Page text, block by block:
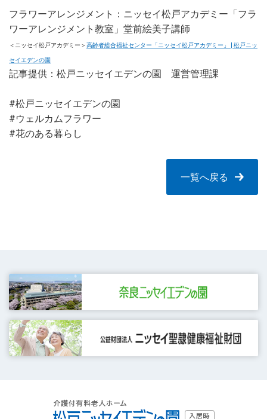
フラワーアレンジメント：ニッセイ松戸アカデミー「フラ
ワーアレンジメント教室」堂前絵美子講師
＜ニッセイ松戸アカデミー＞高齢者総合福祉センター「ニッセイ松戸アカデミー」 | 松戸ニッ
セイエデンの園
記事提供：松戸ニッセイエデンの園 運営管理課
#松戸ニッセイエデンの園
#ウェルカムフラワー
#花のある暮らし
一覧へ戻る